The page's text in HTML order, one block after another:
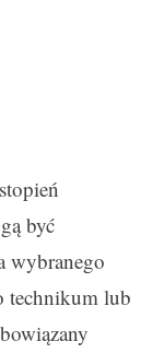
być
wybranego
technikum lub